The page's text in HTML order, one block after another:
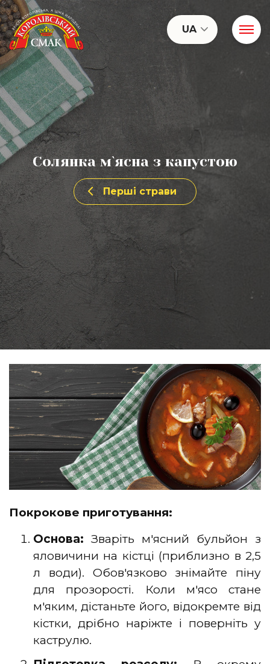
UA
Солянка м`ясна з капустою
Перші страви
Покрокове приготування:
Основа: Зваріть м'ясний бульйон з
яловичини на кістці (приблизно в 2,5
л води). Обов'язково знімайте піну
для прозорості. Коли м'ясо стане
м'яким, дістаньте його, відокремте від
кістки, дрібно наріжте і поверніть у
каструлю.